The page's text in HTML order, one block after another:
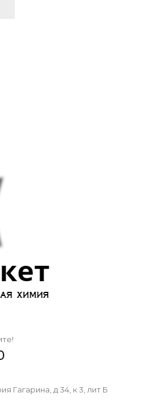
Гагарина, д 34, к 3, лит Б